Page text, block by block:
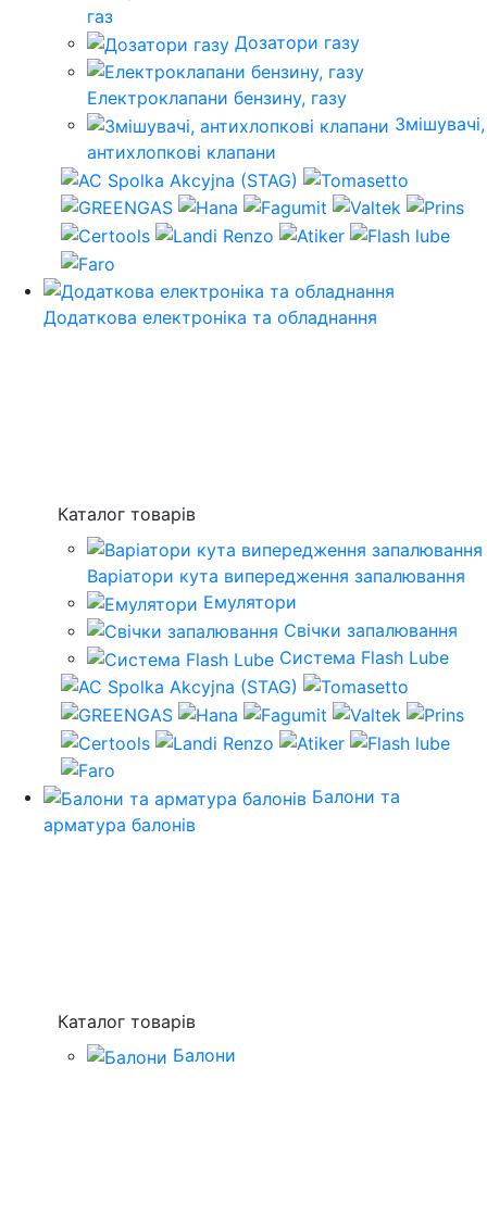
газ
Дозатори газу
Електроклапани бензину, газу
Змішувачі,
антихлопкові клапани
Додаткова електроніка та обладнання
Каталог товарів
Варіатори кута випередження запалювання
Емулятори
Свічки запалювання
Система Flash Lube
Балони та
арматура балонів
Каталог товарів
Балони